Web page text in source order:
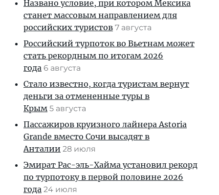
Названо условие, при котором Мексика
станет массовым направлением для
российских туристов 7 августа
Российский турпоток во Вьетнам может
стать рекордным по итогам 2026
года 6 августа
Стало известно, когда туристам вернут
деньги за отмененные туры в
Крым 5 августа
Пассажиров круизного лайнера Astoria
Grande вместо Сочи высадят в
Анталии 28 июля
Эмират Рас-эль-Хайма установил рекорд
по турпотоку в первой половине 2026
года 24 июля